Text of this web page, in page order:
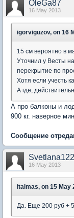
OleGa87
16 May 2013
igorviguzov, on 16
15 см вероятно в
Уточнил у Весты
перекрытие по
Хотя если учесть
А где,
А про балконы и
900 кг. наверное
Сообщение
Svetlana122
16 May 2013
italmas, on 15 May
Да. Еще 200 руб +